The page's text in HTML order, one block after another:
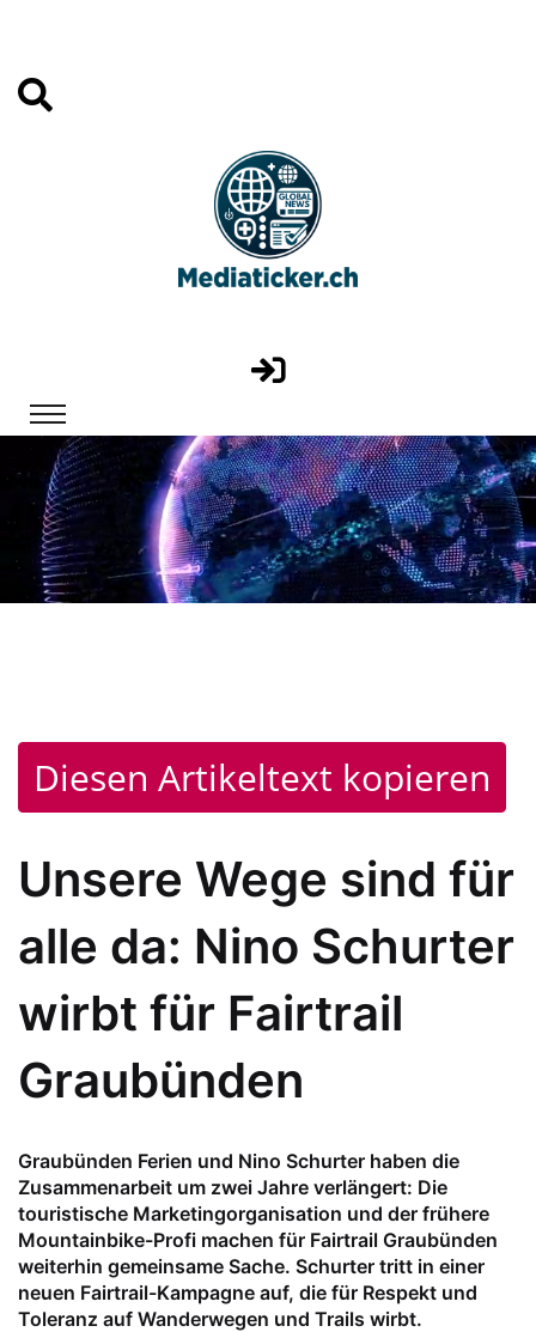
Diesen Artikeltext kopieren
Unsere Wege sind für
alle da: Nino Schurter
wirbt für Fairtrail
Graubünden
Graubünden Ferien und Nino Schurter haben die
Zusammenarbeit um zwei Jahre verlängert: Die
touristische Marketingorganisation und der frühere
Mountainbike-Profi machen für Fairtrail Graubünden
weiterhin gemeinsame Sache. Schurter tritt in einer
neuen Fairtrail-Kampagne auf, die für Respekt und
Toleranz auf Wanderwegen und Trails wirbt.